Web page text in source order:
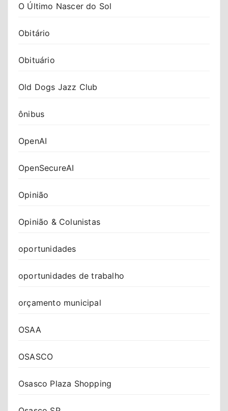
O Último Nascer do Sol
Obitário
Obituário
Old Dogs Jazz Club
ônibus
OpenAI
OpenSecureAI
Opinião
Opinião & Colunistas
oportunidades
oportunidades de trabalho
orçamento municipal
OSAA
OSASCO
Osasco Plaza Shopping